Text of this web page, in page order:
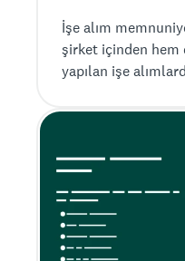
İşe alım
şirket içinden hem
yapılan işe
olan geri bildirimi